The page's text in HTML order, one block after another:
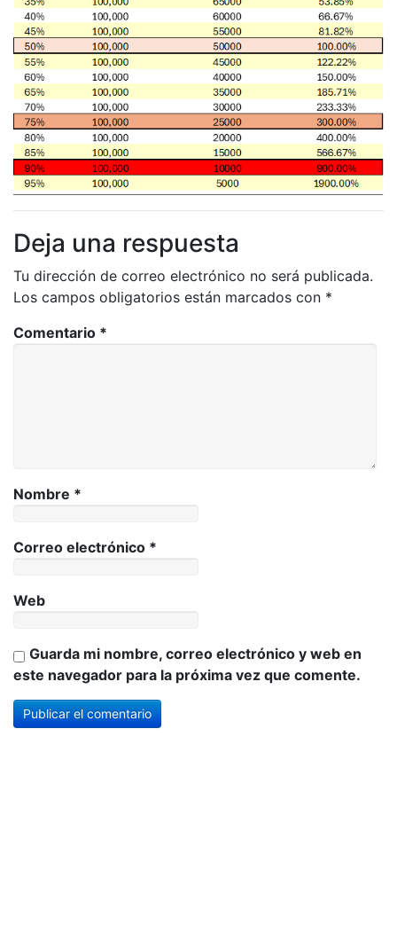
Deja una respuesta
Tu dirección de correo electrónico no será publicada.
Los campos obligatorios están marcados con *
Comentario *
Nombre *
Correo electrónico *
Web
Guarda mi nombre, correo electrónico y web en
este navegador para la próxima vez que comente.